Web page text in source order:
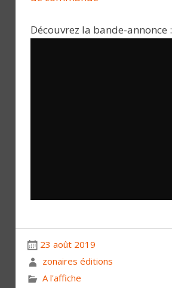
Découvrez la bande-annonce :
23 août 2019
zonaires éditions
A l'affiche